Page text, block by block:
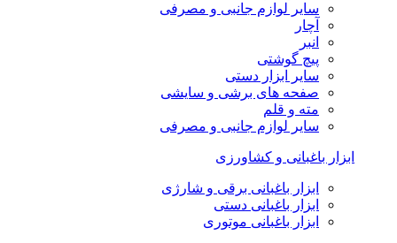
سایر لوازم جانبی و مصرفی
آچار
انبر
پیچ گوشتی
سایر ابزار دستی
صفحه های برشی و سایشی
مته و قلم
سایر لوازم جانبی و مصرفی
ابزار باغبانی و کشاورزی
ابزار باغبانی برقی و شارژی
ابزار باغبانی دستی
ابزار باغبانی موتوری